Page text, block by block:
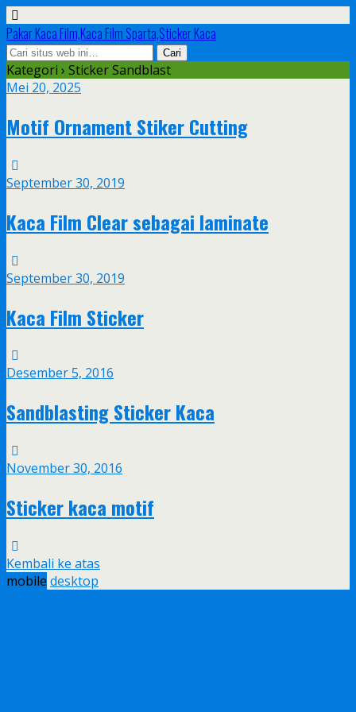
Pakar Kaca Film,Kaca Film Sparta,Sticker Kaca
Kategori › Sticker Sandblast
Mei 20, 2025
Motif Ornament Stiker Cutting
September 30, 2019
Kaca Film Clear sebagai laminate
September 30, 2019
Kaca Film Sticker
Desember 5, 2016
Sandblasting Sticker Kaca
November 30, 2016
Sticker kaca motif
Kembali ke atas
mobile desktop